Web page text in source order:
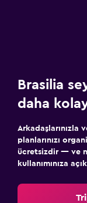
Brasilia
daha
Arkadaşlarınızla
planlarınızı
ücretsizdir — ve
kullanımınıza